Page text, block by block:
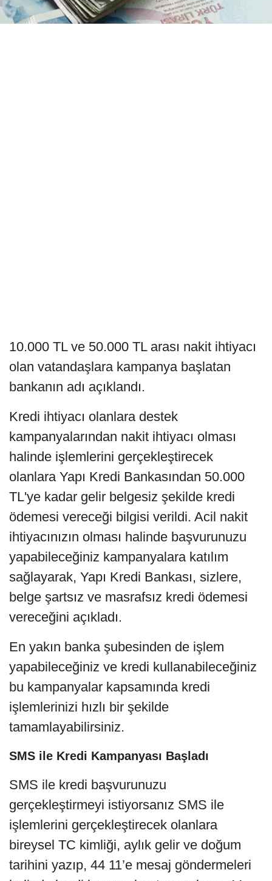
10.000 TL ve 50.000 TL arası nakit ihtiyacı
olan vatandaşlara kampanya başlatan
bankanın adı açıklandı.
Kredi ihtiyacı olanlara destek
kampanyalarından nakit ihtiyacı olması
halinde işlemlerini gerçekleştirecek
olanlara Yapı Kredi Bankasından 50.000
TL'ye kadar gelir belgesiz şekilde kredi
ödemesi vereceği bilgisi verildi. Acil nakit
ihtiyacınızın olması halinde başvurunuzu
yapabileceğiniz kampanyalara katılım
sağlayarak, Yapı Kredi Bankası, sizlere,
belge şartsız ve masrafsız kredi ödemesi
vereceğini açıkladı.
En yakın banka şubesinden de işlem
yapabileceğiniz ve kredi kullanabileceğiniz
bu kampanyalar kapsamında kredi
işlemlerinizi hızlı bir şekilde
tamamlayabilirsiniz.
SMS ile Kredi Kampanyası Başladı
SMS ile kredi başvurunuzu
gerçekleştirmeyi istiyorsanız SMS ile
işlemlerini gerçekleştirecek olanlara
bireysel TC kimliği, aylık gelir ve doğum
tarihini yazıp, 44 11’e mesaj göndermeleri